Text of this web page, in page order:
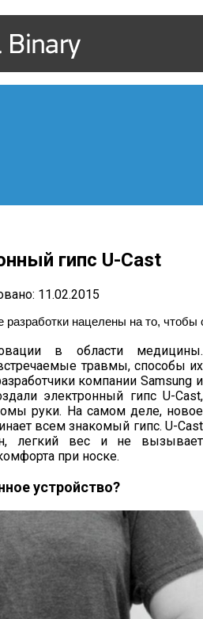
гипс U-Cast
11.02.2015
разработки нацелены на то,
в области медицины.
травмы, способы их
компании Samsung и
электронный гипс U-Cast,
руки. На самом деле, новое
всем знакомый гипс. U-Cast
легкий вес и не вызывает
при носке.
устройство?